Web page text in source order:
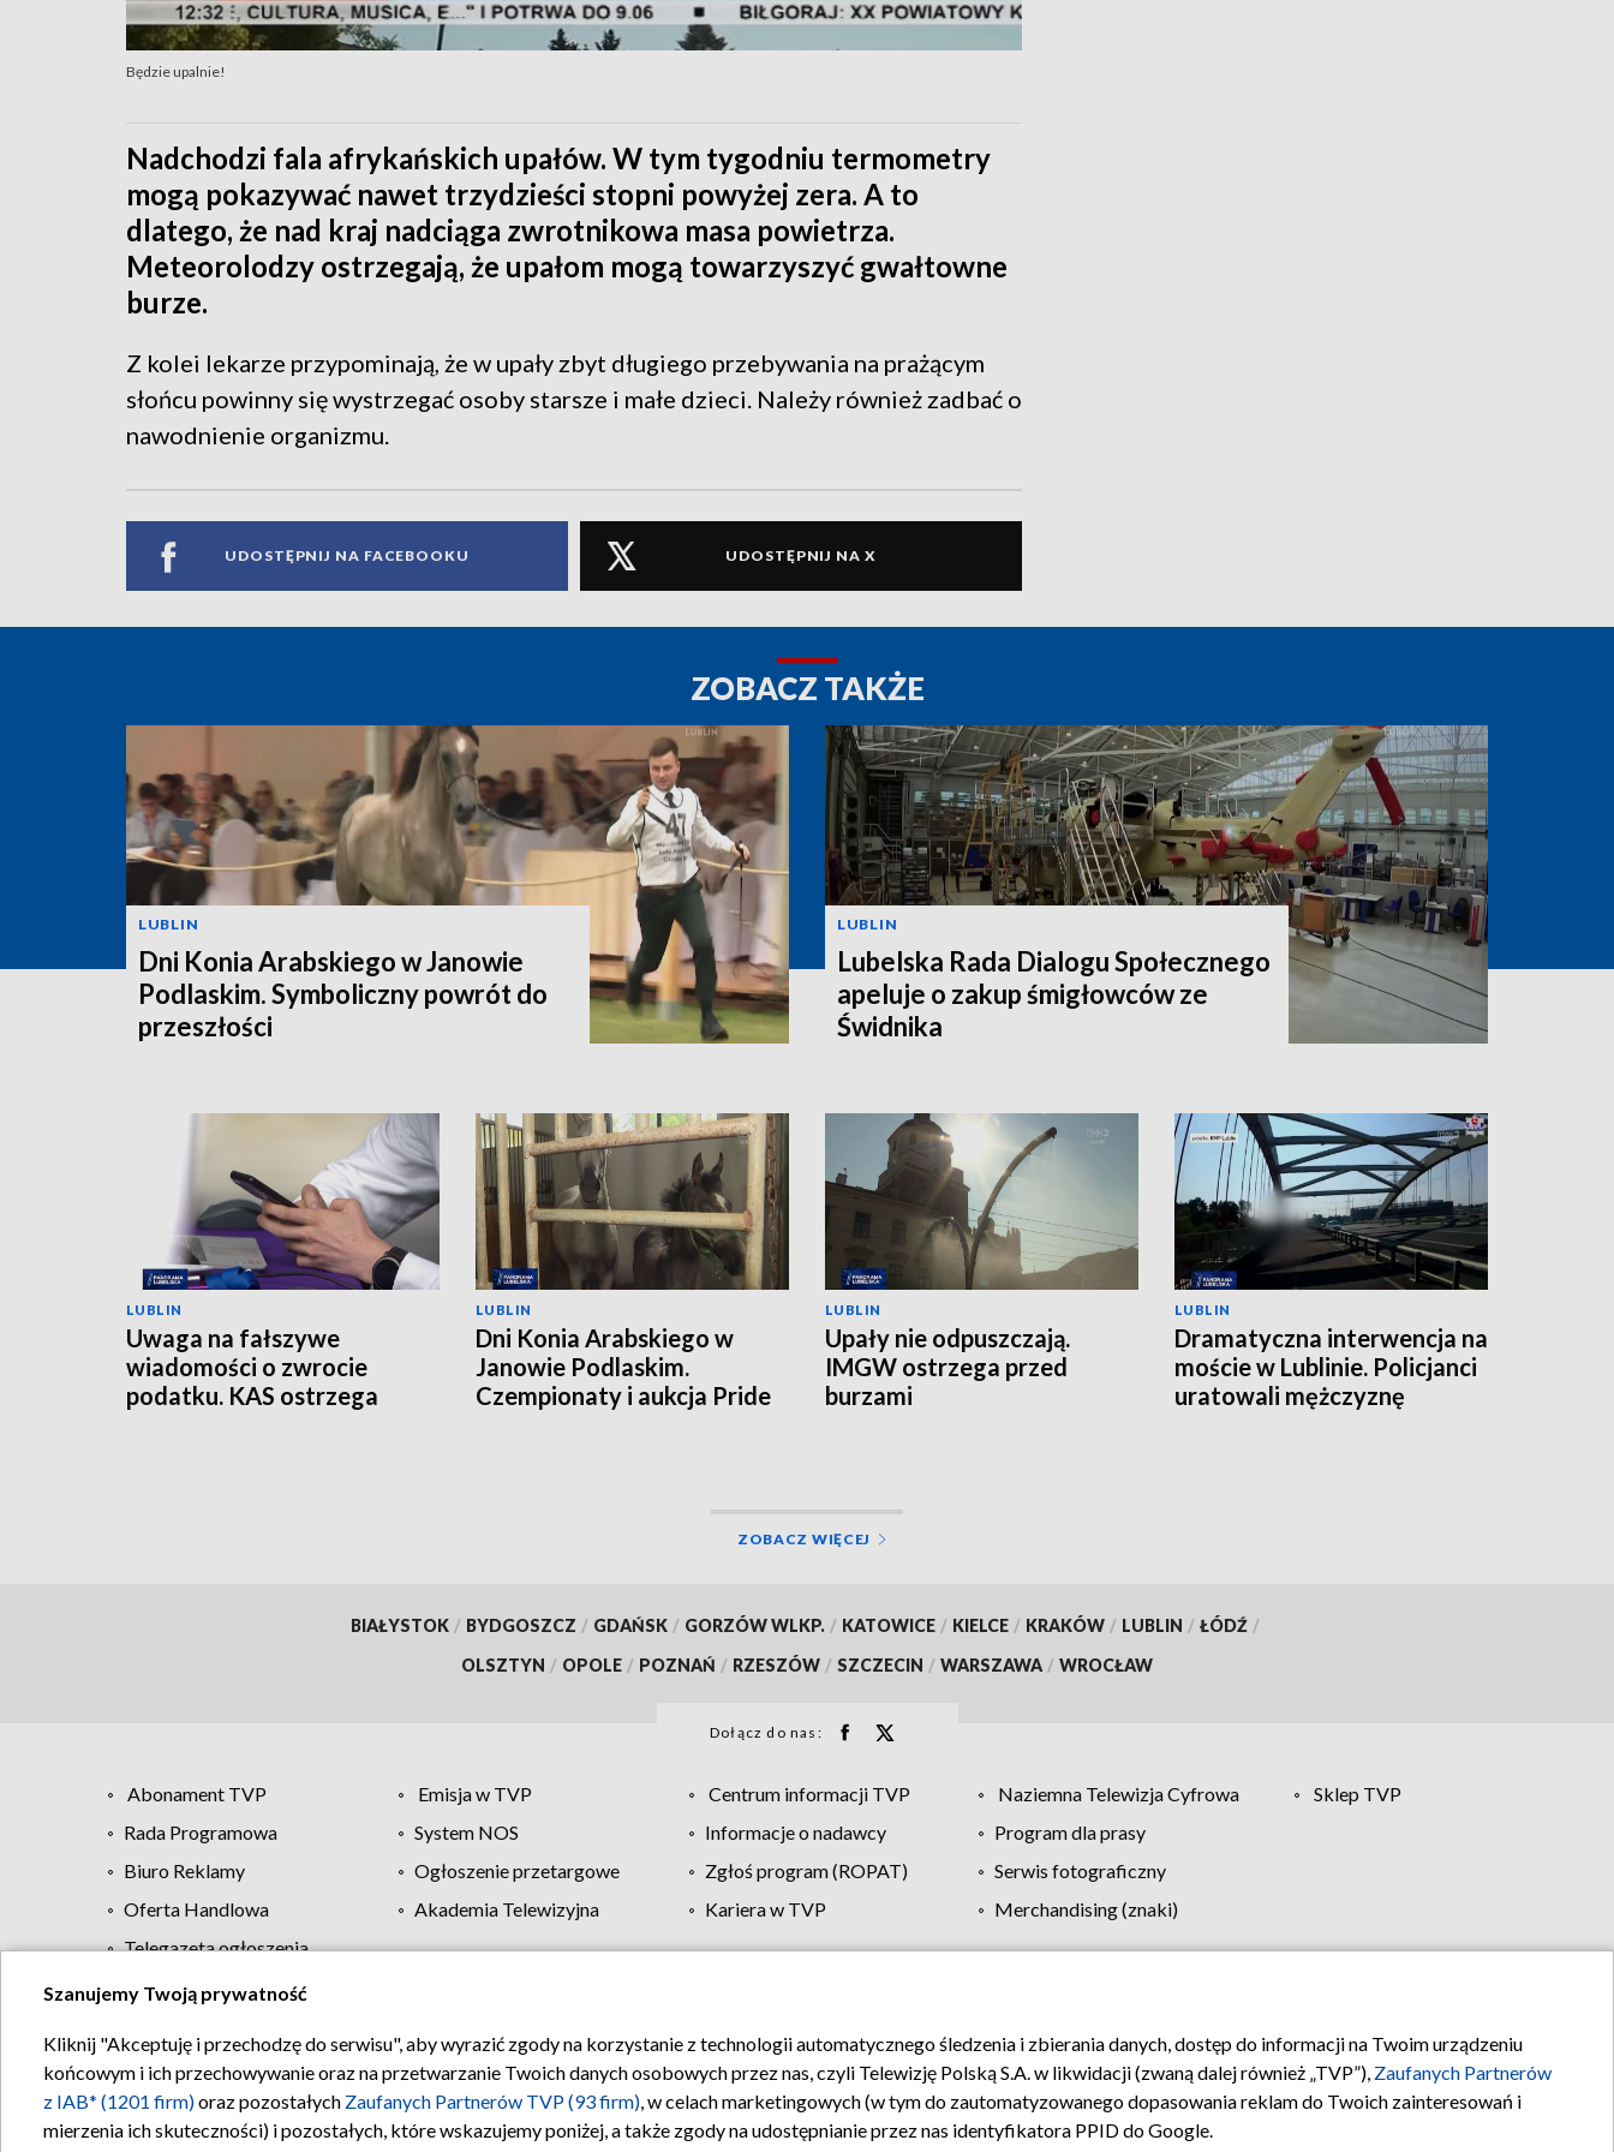
Będzie upalnie!
Nadchodzi fala afrykańskich upałów. W tym tygodniu termometry
mogą pokazywać nawet trzydzieści stopni powyżej zera. A to
dlatego, że nad kraj nadciąga zwrotnikowa masa powietrza.
Meteorolodzy ostrzegają, że upałom mogą towarzyszyć gwałtowne
burze.
Z kolei lekarze przypominają, że w upały zbyt długiego przebywania na prażącym
słońcu powinny się wystrzegać osoby starsze i małe dzieci. Należy również zadbać o
nawodnienie organizmu.
UDOSTĘPNIJ NA FACEBOOKU UDOSTĘPNIJ NA X
ZOBACZ TAKŻE
LUBLIN
Dni Konia Arabskiego w Janowie
Podlaskim. Symboliczny powrót do
przeszłości
LUBLIN
Lubelska Rada Dialogu Społecznego
apeluje o zakup śmigłowców ze
Świdnika
LUBLIN
Uwaga na fałszywe
wiadomości o zwrocie
podatku. KAS ostrzega
LUBLIN
Dni Konia Arabskiego w
Janowie Podlaskim.
Czempionaty i aukcja Pride
LUBLIN
Upały nie odpuszczają.
IMGW ostrzega przed
burzami
LUBLIN
Dramatyczna interwencja na
moście w Lublinie. Policjanci
uratowali mężczyznę
ZOBACZ WIĘCEJ
BIAŁYSTOK / BYDGOSZCZ / GDAŃSK / GORZÓW WLKP. / KATOWICE / KIELCE / KRAKÓW / LUBLIN / ŁÓDŹ /
OLSZTYN / OPOLE / POZNAŃ / RZESZÓW / SZCZECIN / WARSZAWA / WROCŁAW
Dołącz do nas:
Abonament TVP Emisja w TVP Centrum informacji TVP Naziemna Telewizja Cyfrowa
Sklep TVP
Rada Programowa
System NOS Informacje o nadawcy
Program dla prasy
Biuro Reklamy
Ogłoszenie przetargowe Zgłoś program (ROPAT)
Serwis fotograficzny
Oferta Handlowa
Akademia Telewizyjna Kariera w TVP
Merchandising (znaki)
Telegazeta ogłoszenia
Regulamin TVP Polityka prywatności Moje zgody Pomoc Biuro reklamy Kontakt
Szanujemy Twoją prywatność
Kliknij "Akceptuję i przechodzę do serwisu", aby wyrazić zgody na korzystanie z technologii automatycznego śledzenia i zbierania danych, dostęp do informacji na Twoim urządzeniu
końcowym i ich przechowywanie oraz na przetwarzanie Twoich danych osobowych przez nas, czyli Telewizję Polską S.A. w likwidacji (zwaną dalej również „TVP”), Zaufanych Partnerów
z IAB* (1201 firm)oraz pozostałych Zaufanych Partnerów TVP (93 firm), w celach marketingowych (w tym do zautomatyzowanego dopasowania reklam do Twoich zainteresowań i
mierzenia ich skuteczności) i pozostałych, które wskazujemy poniżej, a także zgody na udostępnianie przez nas identyfikatora PPID do Google.